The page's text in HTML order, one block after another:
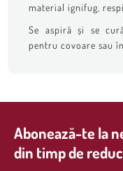
material ignifug,
Se aspiră și se
pentru covoare sau
Abonează-te la
din timp de